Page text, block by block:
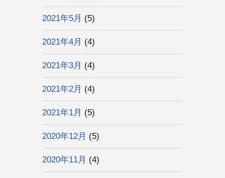
2021年5月 (5)
2021年4月 (4)
2021年3月 (4)
2021年2月 (4)
2021年1月 (5)
2020年12月 (5)
2020年11月 (4)